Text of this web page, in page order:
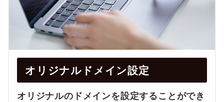
オリジナルドメイン設定
オリジナルのドメインを設定することができ